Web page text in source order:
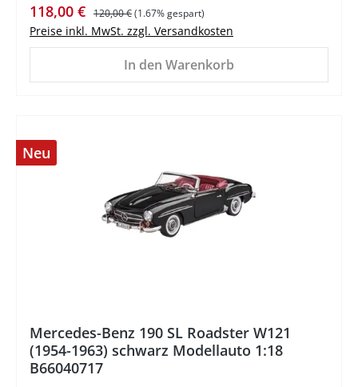
Verkaufspreis:
118,00 € Regulärer Preis:
120,00 €(1.67% gespart)
Preise inkl. MwSt. zzgl. Versandkosten
In den Warenkorb
Neu
Mercedes-Benz 190 SL Roadster W121
(1954-1963) schwarz Modellauto 1:18
B66040717